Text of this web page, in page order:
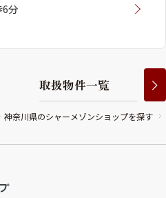
6分
取扱物件一覧
神奈川県のシャーメゾンショップを探す